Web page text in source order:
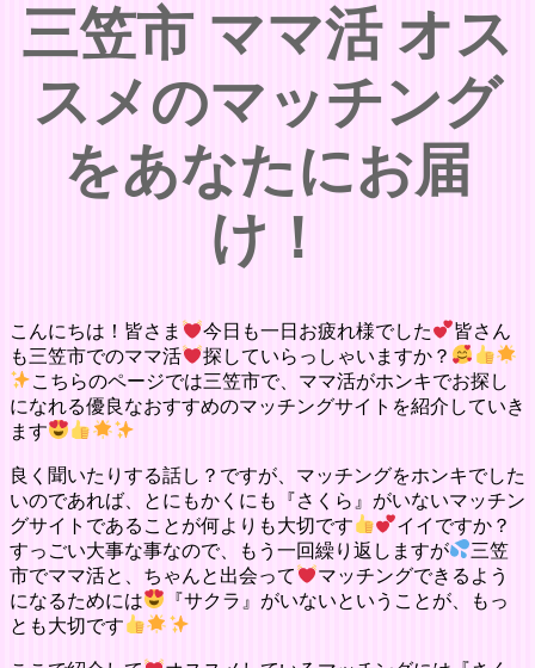
三笠市 ママ活 オス
スメのマッチング
をあなたにお届
け！
こんにちは！皆さま 今日も一日お疲れ様でした
皆さん
も三笠市でのママ活
探していらっしゃいますか？
こちらのページでは三笠市で、ママ活がホンキでお探し
になれる優良なおすすめのマッチングサイトを紹介していき
ます
良く聞いたりする話し？ですが、マッチングをホンキでした
いのであれば、とにもかくにも『さくら』がいないマッチン
グサイトであることが何よりも大切です
イイですか？
すっごい大事な事なので、もう一回繰り返しますが
三笠
市でママ活と、ちゃんと出会って
マッチングできるよう
になるためには
『サクラ』がいないということが、もっ
とも大切です